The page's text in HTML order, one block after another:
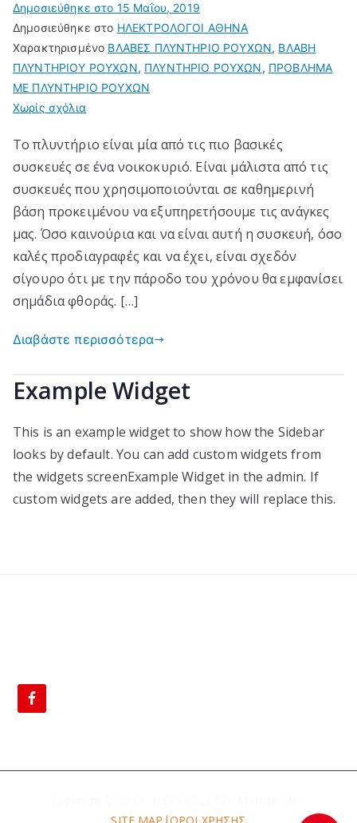
Δημοσιεύθηκε στο 15 Μαΐου, 2019
Δημοσιεύθηκε στο ΗΛΕΚΤΡΟΛΟΓΟΙ ΑΘΗΝΑ
Χαρακτηρισμένο ΒΛΑΒΕΣ ΠΛΥΝΤΗΡΙΟ ΡΟΥΧΩΝ, ΒΛΑΒΗ
ΠΛΥΝΤΗΡΙΟΥ ΡΟΥΧΩΝ, ΠΛΥΝΤΗΡΙΟ ΡΟΥΧΩΝ, ΠΡΟΒΛΗΜΑ
ΜΕ ΠΛΥΝΤΗΡΙΟ ΡΟΥΧΩΝ
Χωρίς σχόλιαστο
είναι
οι
πιο
γνωστές
βλάβες
πλυντηρίων;
Το πλυντήριο είναι μία από τις πιο βασικές
συσκευές σε ένα νοικοκυριό. Είναι μάλιστα από τις
συσκευές που χρησιμοποιούνται σε καθημερινή
βάση προκειμένου να εξυπηρετήσουμε τις ανάγκες
μας. Όσο καινούρια και να είναι αυτή η συσκευή, όσο
καλές προδιαγραφές και να έχει, είναι σχεδόν
σίγουρο ότι με την πάροδο του χρόνου θα εμφανίσει
σημάδια φθοράς. […]
Διαβάστε περισσότερα
Example Widget
This is an example widget to show how the Sidebar
looks by default. You can add custom widgets from
the widgets screenExample Widget in the admin. If
custom widgets are added, then they will replace this.